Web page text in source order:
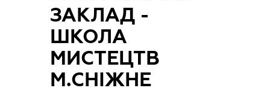
ЗАКЛАД -
ШКОЛА
МИСТЕЦТВ
М.СНІЖНЕ